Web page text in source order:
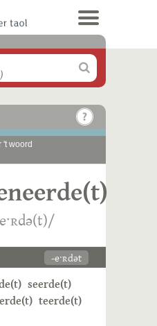
't woord
-eˑʀdət
seerde(t)
teerde(t)